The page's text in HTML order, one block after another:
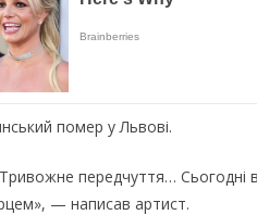
помер у Львові.
передчуття…
— написав артист.